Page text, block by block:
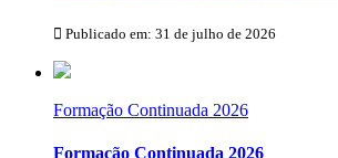
Publicado em: 31 de julho de 2026
Formação Continuada 2026
Formação Continuada 2026